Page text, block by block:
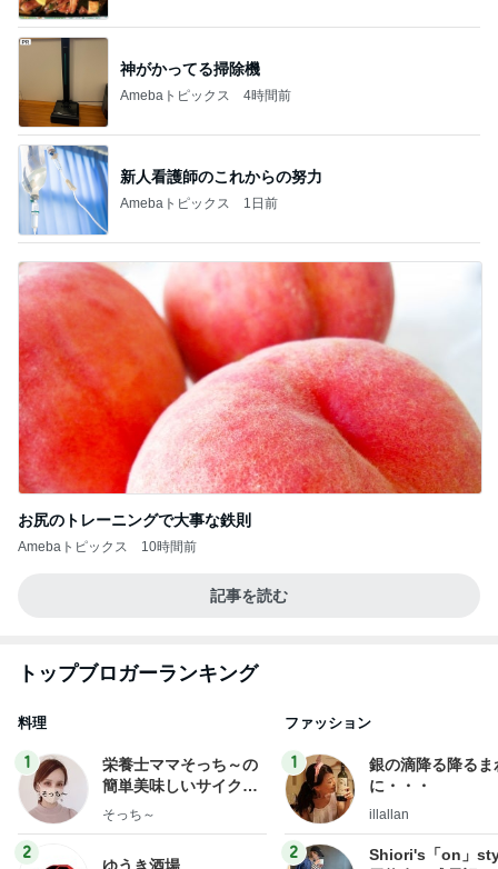
神がかってる掃除機
Amebaトピックス 4時間前
新人看護師のこれからの努力
Amebaトピックス 1日前
お尻のトレーニングで大事な鉄則
Amebaトピックス 10時間前
記事を読む
トップブロガーランキング
料理
1
栄養士ママそっち～の
簡単美味しいサイクル
献立
そっち～
2
ファッション
1
銀の滴降る降るま
に・・・
illallan
2
Shiori's「on」